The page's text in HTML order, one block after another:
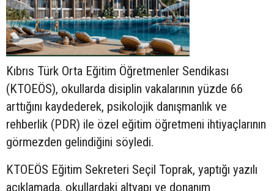
Kıbrıs Türk Orta Eğitim Öğretmenler Sendikası
(KTOEÖS), okullarda disiplin vakalarının yüzde 66
arttığını kaydederek, psikolojik danışmanlık ve
rehberlik (PDR) ile özel eğitim öğretmeni ihtiyaçlarının
görmezden gelindiğini söyledi.
KTOEÖS Eğitim Sekreteri Seçil Toprak, yaptığı yazılı
açıklamada, okullardaki altyapı ve donanım